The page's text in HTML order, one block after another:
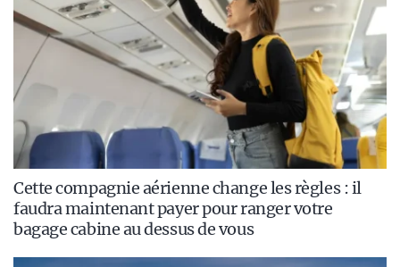
Cette compagnie aérienne change les règles : il
faudra maintenant payer pour ranger votre
bagage cabine au dessus de vous